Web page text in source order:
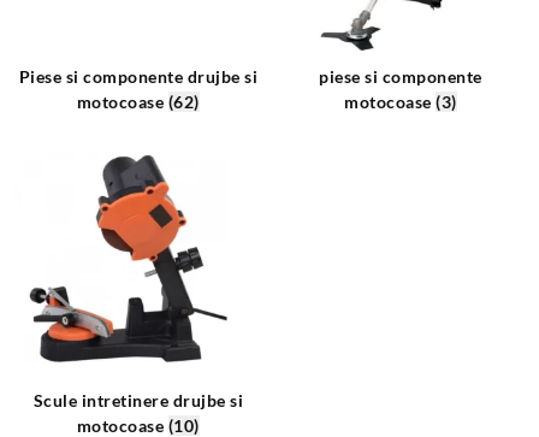
Piese si componente drujbe si
motocoase (62)
piese si componente
motocoase(3)
Scule intretinere drujbe si
motocoase (10)